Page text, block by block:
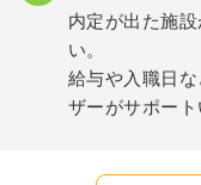
内定が出た施
い。
給与や入職日
ザーがサポート